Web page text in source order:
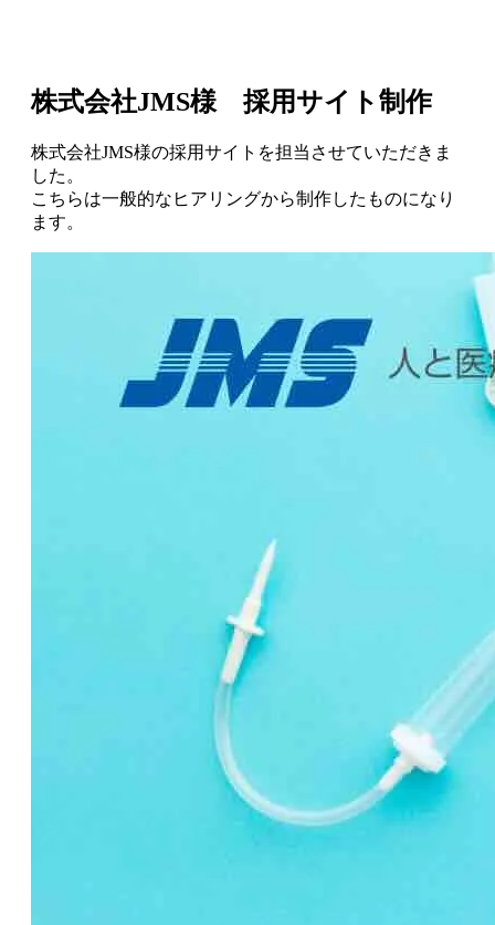
株式会社JMS様 採用サイト制作
株式会社JMS様の採用サイトを担当させていただきま
した。
こちらは一般的なヒアリングから制作したものになり
ます。